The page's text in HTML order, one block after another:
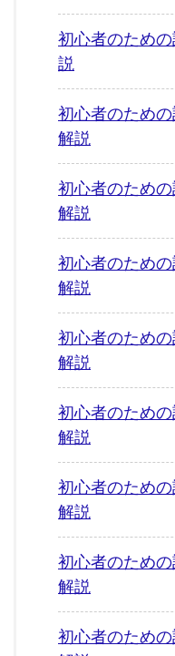
初心者のため
説
初心者のため
解説
初心者のため
解説
初心者のため
解説
初心者のため
解説
初心者のため
解説
初心者のため
解説
初心者のため
解説
初心者のため